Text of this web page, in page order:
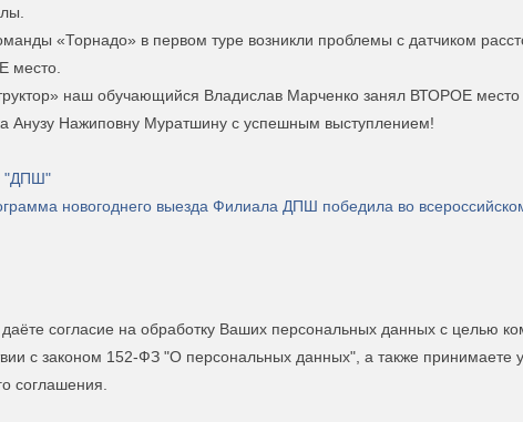
«Торнадо» в первом туре возникли проблемы с датчиком
место.
наш обучающийся Владислав Марченко занял ВТОРОЕ место
Анузу Нажиповну Муратшину с успешным выступлением!
"ДПШ"
новогоднего выезда Филиала ДПШ победила во
согласие на обработку Ваших персональных данных с целью
с законом 152-ФЗ "О персональных данных", а также
соглашения.